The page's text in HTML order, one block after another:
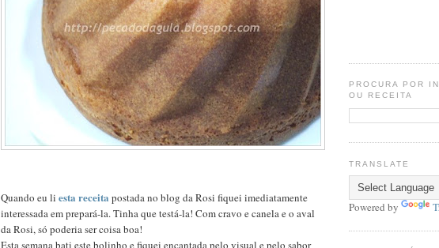
Quando eu li esta receita postada no blog da Rosi fiquei imediatamente
interessada em prepará-la. Tinha que testá-la! Com cravo e canela e o aval
da Rosi, só poderia ser coisa boa!
Esta semana bati este bolinho e fiquei encantada pelo visual e pelo sabor
PROCURA POR
OU RECEITA
TRANSLATE
Powered by